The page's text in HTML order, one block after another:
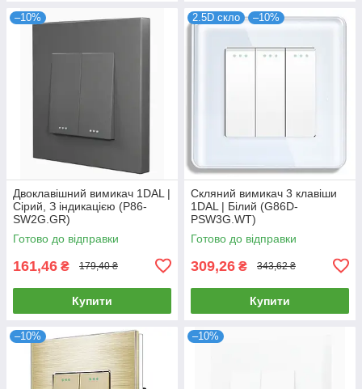
–10%
Двоклавішний вимикач 1DAL |
Сірий, З індикацією (P86-
SW2G.GR)
Готово до відправки
161,46 ₴ 179,40 ₴
Купити
2.5D скло –10%
Скляний вимикач 3 клавіши
1DAL | Білий (G86D-
PSW3G.WT)
Готово до відправки
309,26 ₴ 343,62 ₴
Купити
–10% –10%